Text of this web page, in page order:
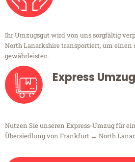
Ihr Umzugsgut wird von uns sorgfältig
North Lanarkshire transportiert, um einen
gewährleisten.
Express Umzug
Nutzen Sie unseren Express-Umzug für
Übersiedlung von Frankfurt → North